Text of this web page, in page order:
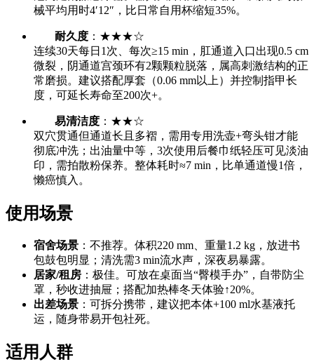
械平均用时4′12″，比日常自用杯缩短35%。
耐久度 ：★★★☆
连续30天每日1次、每次≥15 min，肛通道入口出现0.5 cm
微裂，阴通道宫颈环有2颗颗粒脱落，属高刺激结构的正
常磨损。建议搭配厚套（0.06 mm以上）并控制指甲长
度，可延长寿命至200次+。
易清洁度 ：★★☆
双穴贯通但通道长且多褶，需用专用洗壶+弯头钳才能
彻底冲洗；出油量中等，3次使用后餐巾纸轻压可见淡油
印，需拍散粉保养。整体耗时≈7 min，比单通道慢1倍，
懒癌慎入。
使用场景
宿舍场景 ：不推荐。体积220 mm、重量1.2 kg，放进书
包鼓包明显；清洗需3 min流水声，深夜易暴露。
居家/租房 ：极佳。可放在桌面当“臀模手办”，自带防尘
罩，秒收进抽屉；搭配加热棒冬天体验↑20%。
出差场景 ：可拆分携带，建议把本体+100 ml水基液托
运，随身带易开包社死。
适用人群